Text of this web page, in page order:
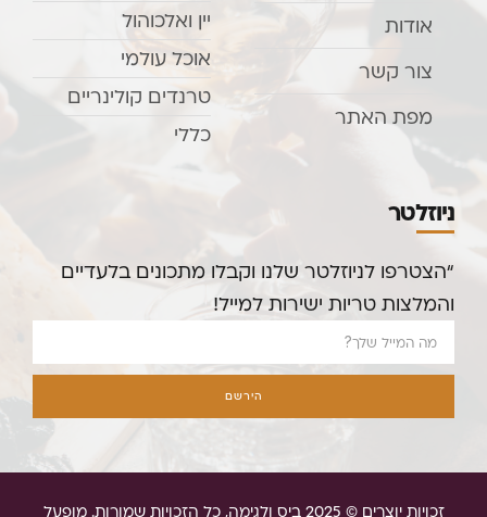
אודות
צור קשר
מפת האתר
יין ואלכוהול
אוכל עולמי
טרנדים קולינריים
כללי
ניוזלטר
“הצטרפו לניוזלטר שלנו וקבלו מתכונים בלעדיים
והמלצות טריות ישירות למייל!
הירשם
זכויות יוצרים © 2025 ביס ולגימה, כל הזכויות שמורות. מופעל